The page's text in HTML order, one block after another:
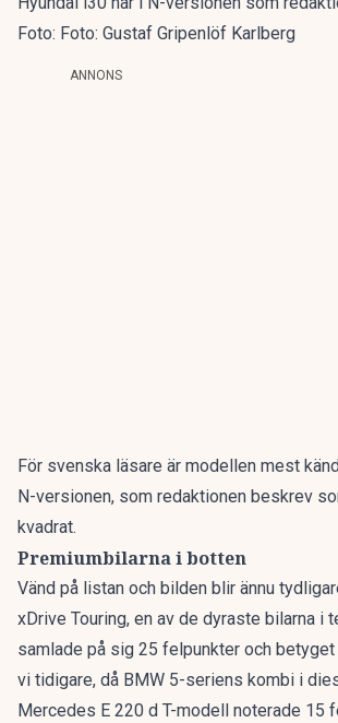
Foto: Foto: Gustaf Gripenlöf Karlberg
ANNONS
För svenska läsare är modellen mest
N-versionen, som redaktionen beskrev
kvadrat.
Premiumbilarna i botten
Vänd på listan och bilden blir ännu
xDrive Touring, en av de dyraste bilarna i
samlade på sig 25 felpunkter och betyget
vi tidigare, då BMW 5-seriens kombi i
Mercedes E 220 d T-modell noterade 15